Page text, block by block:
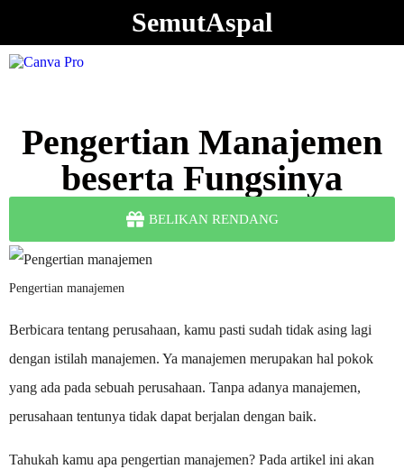
SemutAspal
Pengertian Manajemen
beserta Fungsinya
BELIKAN RENDANG
Pengertian manajemen
Berbicara tentang perusahaan, kamu pasti sudah tidak asing lagi
dengan istilah manajemen. Ya manajemen merupakan hal pokok
yang ada pada sebuah perusahaan. Tanpa adanya manajemen,
perusahaan tentunya tidak dapat berjalan dengan baik.
Tahukah kamu apa pengertian manajemen? Pada artikel ini akan